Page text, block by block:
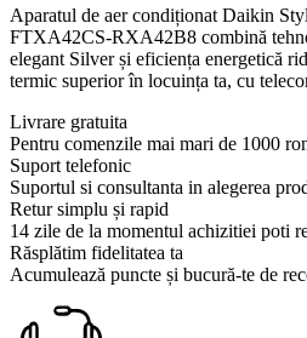
Aparatul de aer condiționat Daikin
FTXA42CS-RXA42B8 combină
elegant Silver și eficiența energetică
termic superior în locuința ta, cu
Livrare gratuita
Pentru comenzile mai mari de 1000
Suport telefonic
Suportul si consultanta in alegerea
Retur simplu și rapid
14 zile de la momentul achizitiei poti
Răsplătim fidelitatea ta
Acumulează puncte și bucură-te de